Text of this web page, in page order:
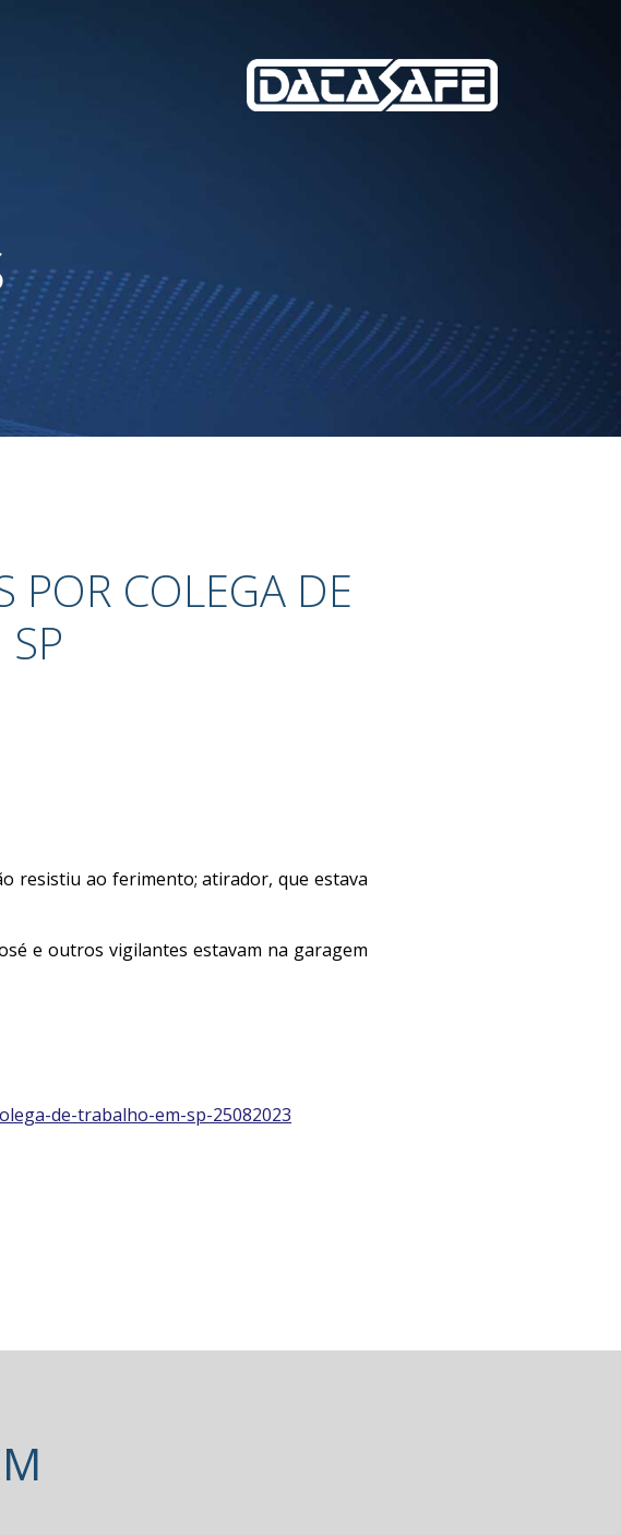
POR COLEGA DE
resistiu ao ferimento; atirador, que estava
e outros vigilantes estavam na garagem
de-trabalho-em-sp-25082023